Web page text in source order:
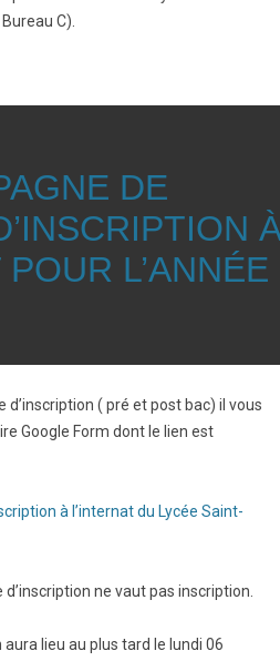
C).
DE
POUR L’ANNÉE
( pré et post bac) il vous
Google Form dont le lien est
à l’internat du Lycée Saint-
ne vaut pas inscription.
lieu au plus tard le lundi 06